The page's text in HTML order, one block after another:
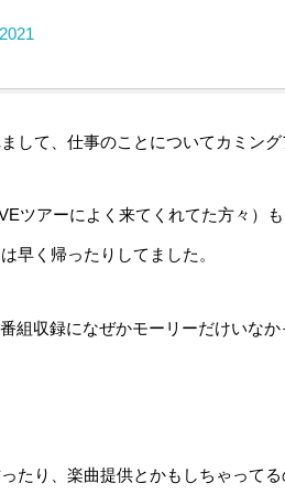
して、仕事のことについてカミング
ツアーによく来てくれてた方々）
早く帰ったりしてました。
組収録になぜかモーリーだけいなか
たり、楽曲提供とかもしちゃって